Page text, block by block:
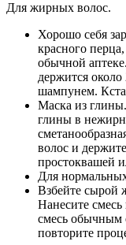
Для жирных волос.
Хорошо себя
красного
обычной
держится
шампунем.
Маска из
глины в
волос и
простоквашей
Для
Взбейте сырой
Нанесите
смесь обычным
повторите